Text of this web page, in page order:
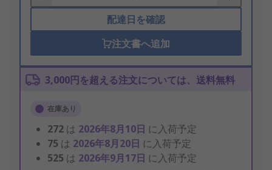
配達日を確認
注文書へ追加
3,000円を超える注文については、送料無料
在庫あり
272 は 2026年8月10日 に入荷予定
75 は 2026年8月20日 に入荷予定
525 は 2026年9月17日 に入荷予定